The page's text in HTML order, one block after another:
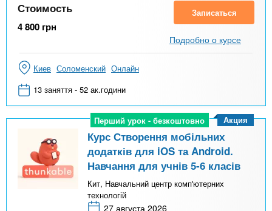
Стоимость
4 800 грн
Записаться
Подробно о курсе
Киев Соломенский Онлайн
13 заняття - 52 ак.години
Перший урок - безкоштовно
Перший урок - безкоштовно
Курс Створення мобільних
додатків для iOS та Android.
Навчання для учнів 5-6 класів
Кит, Навчальний центр комп'ютерних
технологій
27 августа 2026
Акция